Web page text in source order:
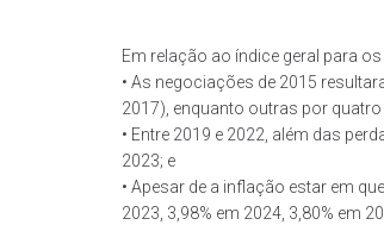
Em relação ao índice geral para
• As negociações de 2015
2017), enquanto outras por
• Entre 2019 e 2022, além das
2023; e
• Apesar de a inflação estar em
2023, 3,98% em 2024, 3,80% em